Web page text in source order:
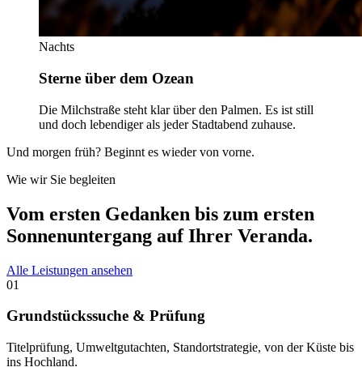
Nachts
Sterne über dem Ozean
Die Milchstraße steht klar über den Palmen. Es ist still
und doch lebendiger als jeder Stadtabend zuhause.
Und morgen früh? Beginnt es wieder von vorne.
Wie wir Sie begleiten
Vom ersten Gedanken bis zum ersten
Sonnenuntergang auf Ihrer Veranda.
Alle Leistungen ansehen
01
Grundstückssuche & Prüfung
Titelprüfung, Umweltgutachten, Standortstrategie, von der Küste bis
ins Hochland.